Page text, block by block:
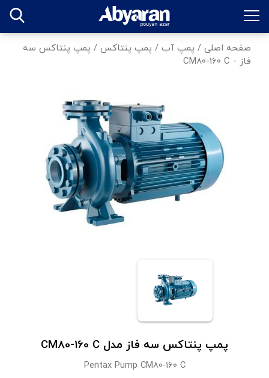
صفحه اصلی / پمپ آب / پمپ پنتاکس / پمپ پنتاکس سه
فاز - CM80-160 C
پمپ پنتاکس سه فاز مدل CM80-160 C
Pentax Pump CM80-160 C